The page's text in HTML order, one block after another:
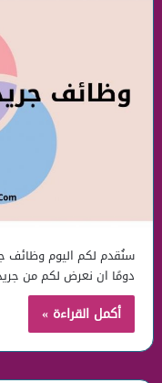
دومًا ان نعرض لكم من
أكمل القراءة »